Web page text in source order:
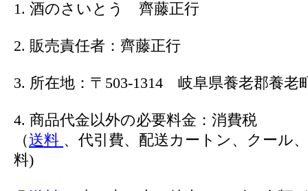
1. 酒のさいとう 齊藤正行
2. 販売責任者：齊藤正行
3. 所在地：〒503-1314 岐阜県養老郡養老
4. 商品代金以外の必要料金：消費税
（送料 、代引費、配送カートン、クール
料)